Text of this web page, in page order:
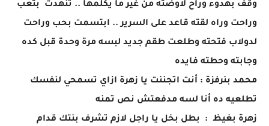
وقف بهدوء وراح لاوضته من غير ما يكلمها .. تنهدت بتعب
وراحت وراه لقته قاعد على السرير .. ابتسمت بحب وراحت
لدولاب فتحته وطلعت طقم جديد لبسه مرة وحدة قبل كده
وجابته وحطته فايده
محمد بنرفزة : أنت اتجننت يا زهرة ازاي تسمحي لنفسك
تطلعيه ده أنا لسه مدفعتش نص تمنه
زهرة بغيظ : بطل بخل يا راجل لازم تشرف بنتك قدام